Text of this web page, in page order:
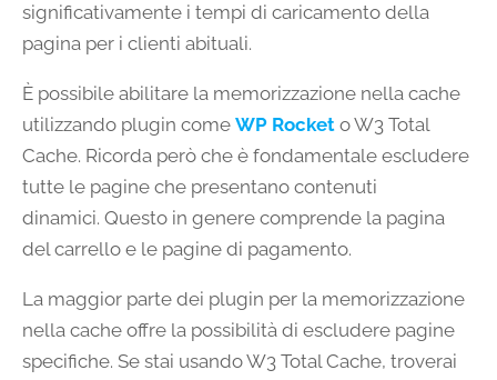
significativamente i tempi di caricamento della
pagina per i clienti abituali.
È possibile abilitare la memorizzazione nella cache
utilizzando plugin come WP Rocket o W3 Total
Cache. Ricorda però che è fondamentale escludere
tutte le pagine che presentano contenuti
dinamici. Questo in genere comprende la pagina
del carrello e le pagine di pagamento.
La maggior parte dei plugin per la memorizzazione
nella cache offre la possibilità di escludere pagine
specifiche. Se stai usando W3 Total Cache, troverai